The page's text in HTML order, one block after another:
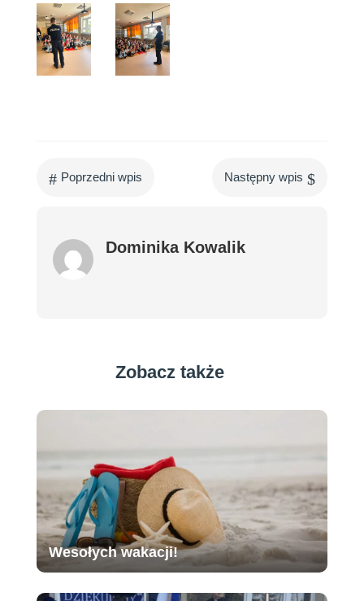
# Poprzedni wpis Następny wpis $
Dominika Kowalik
Zobacz także
Wesołych wakacji!